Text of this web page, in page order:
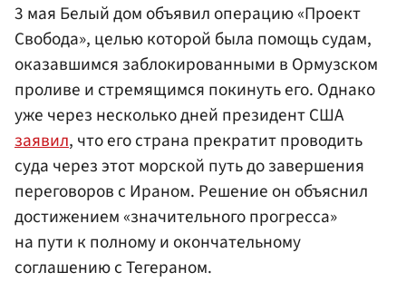
3 мая Белый дом объявил операцию «Проект
Свобода», целью которой была помощь судам,
оказавшимся заблокированными в Ормузском
проливе и стремящимся покинуть его. Однако
уже через несколько дней президент США
заявил, что его страна прекратит проводить
суда через этот морской путь до завершения
переговоров с Ираном. Решение он объяснил
достижением «значительного прогресса»
на пути к полному и окончательному
соглашению с Тегераном.